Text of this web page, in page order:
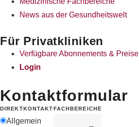
News aus der Gesundheitswelt
Für Privatkliniken
Verfügbare Abonnements & Preise
Login
Kontaktformular
DIREKTKONTAKT
Allgemein
FACHBEREICHE